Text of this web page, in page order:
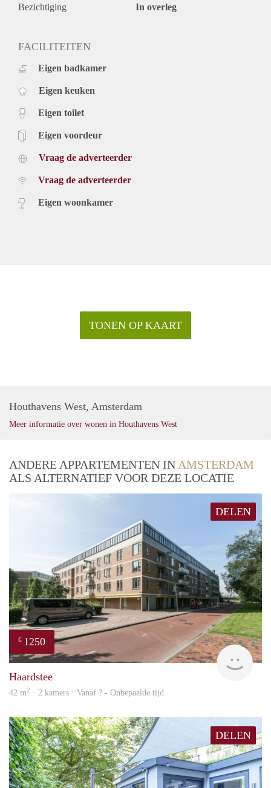
Bezichtiging In overleg
FACILITEITEN
Eigen badkamer
Eigen keuken
Eigen toilet
Eigen voordeur
Vraag de adverteerder
Vraag de adverteerder
Eigen woonkamer
TONEN OP KAART
Houthavens West, Amsterdam
Meer informatie over wonen in Houthavens West
ANDERE APPARTEMENTEN IN AMSTERDAM
ALS ALTERNATIEF VOOR DEZE LOCATIE
DELEN
€ 1250
Haardstee
42 m2 · 2 kamers · Vanaf ? - Onbepaalde tijd
DELEN